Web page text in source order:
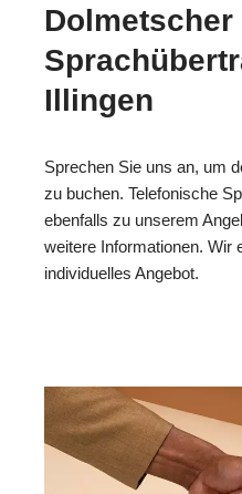
Illingen
Sprechen Sie uns an, um
zu buchen. Telefonische
ebenfalls zu unserem
weitere Informationen. Wir
individuelles Angebot.